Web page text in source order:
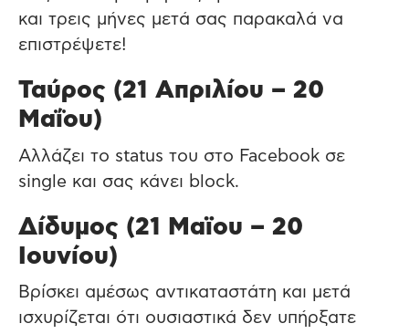
και τρεις μήνες μετά σας παρακαλά να
επιστρέψετε!
Ταύρος (21 Απριλίου – 20
Μαΐου)
Αλλάζει το status του στο Facebook σε
single και σας κάνει block.
Δίδυμος (21 Μαϊου – 20
Ιουνίου)
Βρίσκει αμέσως αντικαταστάτη και μετά
ισχυρίζεται ότι ουσιαστικά δεν υπήρξατε